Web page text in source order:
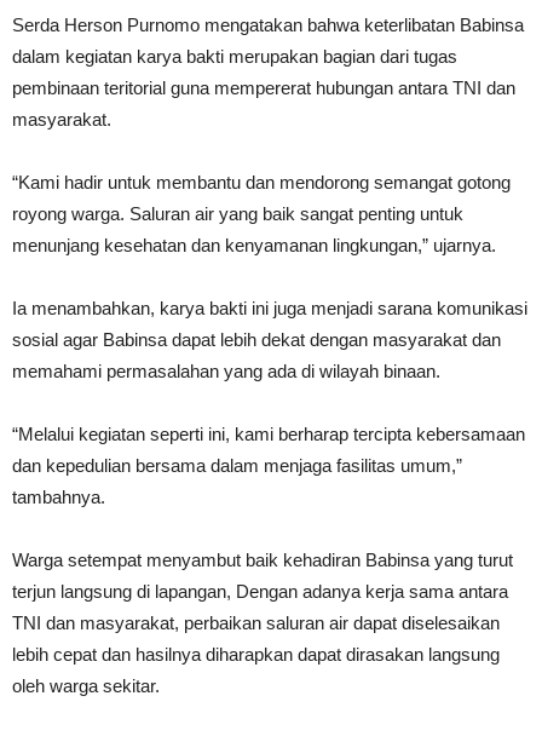
Serda Herson Purnomo mengatakan bahwa keterlibatan Babinsa
dalam kegiatan karya bakti merupakan bagian dari tugas
pembinaan teritorial guna mempererat hubungan antara TNI dan
masyarakat.
“Kami hadir untuk membantu dan mendorong semangat gotong
royong warga. Saluran air yang baik sangat penting untuk
menunjang kesehatan dan kenyamanan lingkungan,” ujarnya.
Ia menambahkan, karya bakti ini juga menjadi sarana komunikasi
sosial agar Babinsa dapat lebih dekat dengan masyarakat dan
memahami permasalahan yang ada di wilayah binaan.
“Melalui kegiatan seperti ini, kami berharap tercipta kebersamaan
dan kepedulian bersama dalam menjaga fasilitas umum,”
tambahnya.
Warga setempat menyambut baik kehadiran Babinsa yang turut
terjun langsung di lapangan, Dengan adanya kerja sama antara
TNI dan masyarakat, perbaikan saluran air dapat diselesaikan
lebih cepat dan hasilnya diharapkan dapat dirasakan langsung
oleh warga sekitar.